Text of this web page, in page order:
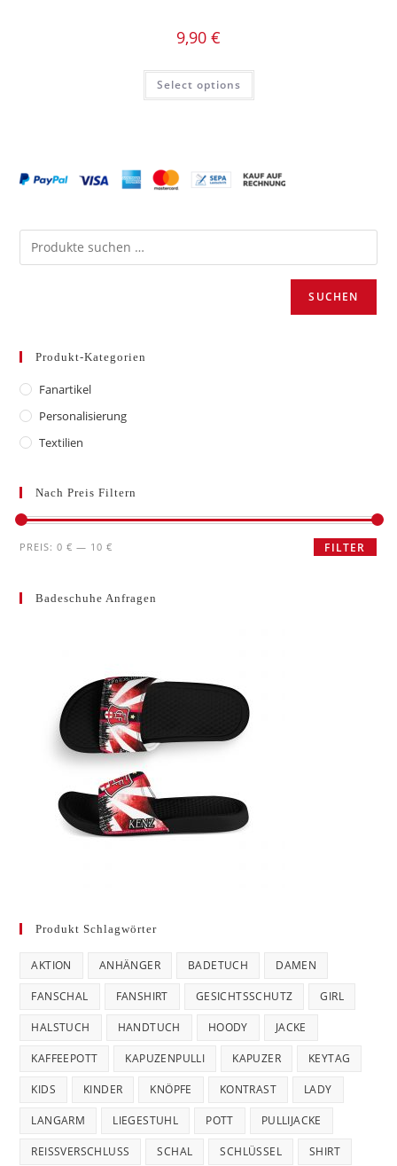
9,90 €
Select options
SUCHEN
Produkt-Kategorien
Fanartikel
Personalisierung
Textilien
Nach Preis Filtern
Min.
Max.
FILTER
PREIS:0 € — 10 €
Badeschuhe Anfragen
Produkt Schlagwörter
AKTION ANHÄNGER BADETUCH DAMEN
FANSCHAL FANSHIRT GESICHTSSCHUTZ GIRL
HALSTUCH HANDTUCH HOODY JACKE
KAFFEEPOTT KAPUZENPULLI KAPUZER KEYTAG
KIDS KINDER KNÖPFE KONTRAST LADY
LANGARM LIEGESTUHL POTT PULLIJACKE
REISSVERSCHLUSS SCHAL SCHLÜSSEL SHIRT